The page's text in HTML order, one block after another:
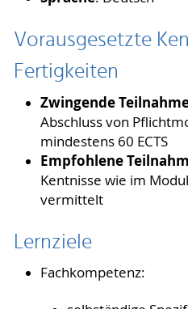
Vorausgesetzte
Fertigkeiten
Zwingende
Abschluss von
mindestens 60 ECTS
Empfohlene
Kentnisse wie im
vermittelt
Lernziele
Fachkompetenz: